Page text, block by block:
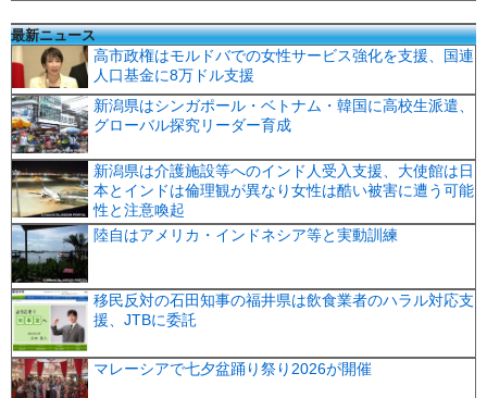
最新ニュース
高市政権はモルドバでの女性サービス強化を支援、国連
人口基金に8万ドル支援
新潟県はシンガポール・ベトナム・韓国に高校生派遣、
グローバル探究リーダー育成
新潟県は介護施設等へのインド人受入支援、大使館は日
本とインドは倫理観が異なり女性は酷い被害に遭う可能
性と注意喚起
陸自はアメリカ・インドネシア等と実動訓練
移民反対の石田知事の福井県は飲食業者のハラル対応支
援、JTBに委託
マレーシアで七夕盆踊り祭り2026が開催